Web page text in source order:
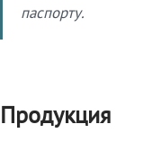
паспорту.
Продукция